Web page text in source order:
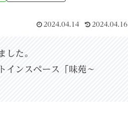
2024.04.14 2024.04.16
した。
インスペース「味苑〜